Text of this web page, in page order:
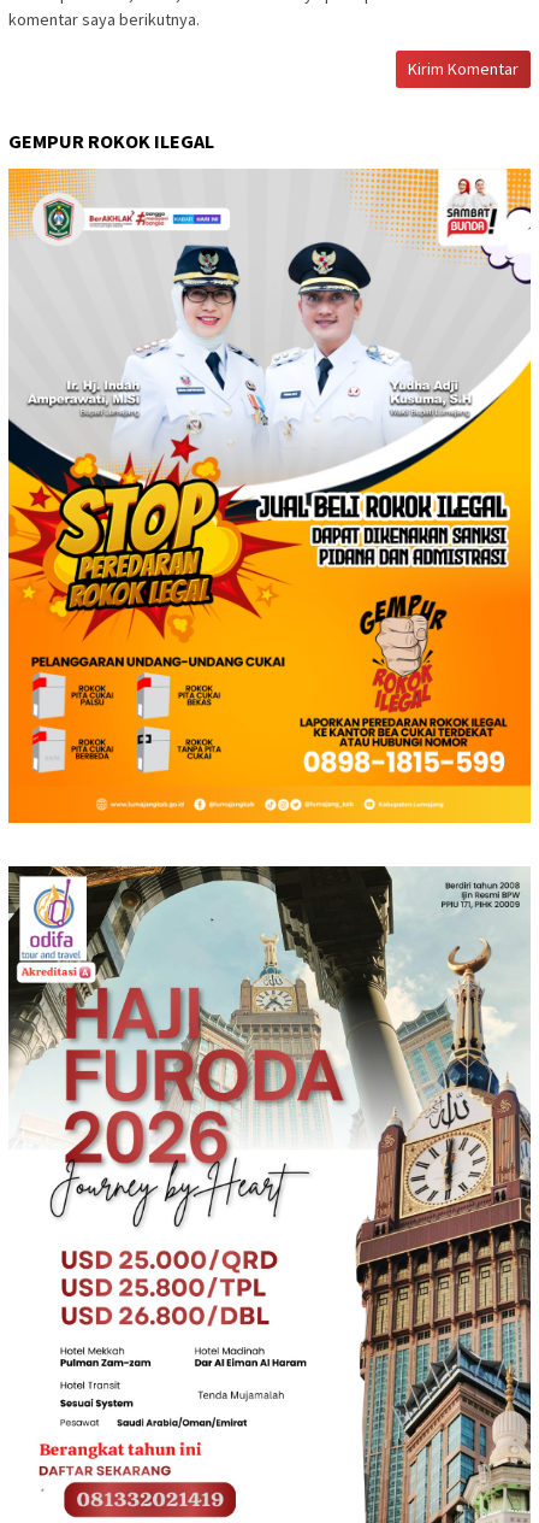
komentar saya berikutnya.
GEMPUR ROKOK ILEGAL